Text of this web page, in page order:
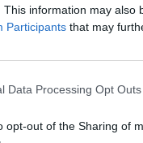
This information may also
Participants that may
Data Processing Opt Outs
opt-out of the Sharing of
užtikrinti, kad
vadovė Asta